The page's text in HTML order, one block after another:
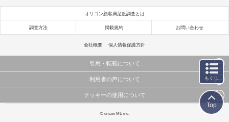
オリコン顧客満足度調査とは
調査方法 掲載規約 お問い合わせ
会社概要 個人情報保護方針
引用・転載について
当サイトで公開されている情報（文字、写真、イラスト、画像データ等）及びこれらの配置・
これらの情報を権利者の許可なく無断転載・複製などの二次利用を行うことは固く禁じており
利用者の声について
当サイトに掲載している内容はすべてサービスの利用者が提出された見解・感想です。
弊社の見解・ 意見ではないことをご理解いただいた上でご覧ください。
クッキーの使用について
このサイトでは Cookie を使用して、ユーザーに合わせたコンテンツや広告の表示、ソーシャル
© oricon ME inc.
もくじ
Top